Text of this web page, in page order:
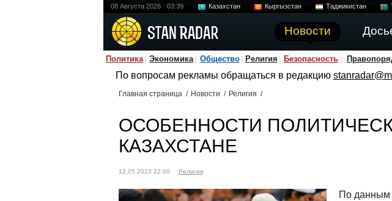
08 Августа 2026 03:39 Казахстан Кыргызстан Таджикистан
Новости
Политика Экономика Общество Религия Безопасность
По вопросам рекламы обращаться в редакцию
Главная страница / Новости / Религия /
ОСОБЕННОСТИ
КАЗАХСТАНЕ
12.05.2023 22:00 Религия
По данным